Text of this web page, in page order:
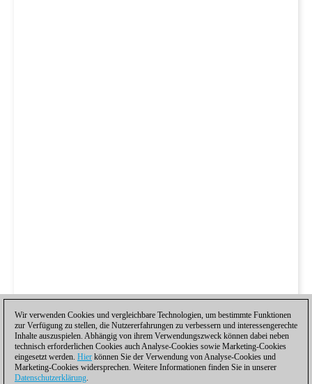
Wir verwenden Cookies und vergleichbare Technologien, um bestimmte Funktionen
zur Verfügung zu stellen, die Nutzererfahrungen zu verbessern und interessengerechte
Inhalte auszuspielen. Abhängig von ihrem Verwendungszweck können dabei neben
technisch erforderlichen Cookies auch Analyse-Cookies sowie Marketing-Cookies
eingesetzt werden. Hier können Sie der Verwendung von Analyse-Cookies und
Marketing-Cookies widersprechen. Weitere Informationen finden Sie in unserer
Datenschutzerklärung.